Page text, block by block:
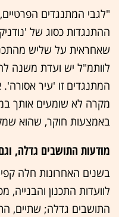
"לגבי המתנגדים
ההתנגדות כסוג של
שאחראית על שליש
לוותמ"ל יש ועדת משנה
המתנגדים זו 'עיר
מקרה לא שומעים אותך
באמצעות חוקר, שהוא
מודעות התושבים גדלה, וגם
בשנים האחרונות חלה
לוועדות התכנון
התושבים גדלה; שתיים,